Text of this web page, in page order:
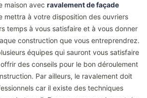
maison avec ravalement de façade
mettra à votre disposition des ouvriers
temps à vous satisfaire et à vous donner
construction que vous entreprendrez.
équipes qui sauront vous satisfaire
des conseils pour le bon déroulement
Par ailleurs, le ravalement doit
car il existe des techniques